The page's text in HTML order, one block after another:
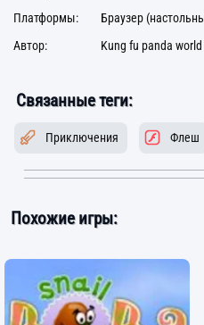
Платформы:
Браузер
Автор:
Kung fu panda world
Связанные теги:
Приключения Флеш
Похожие игры: